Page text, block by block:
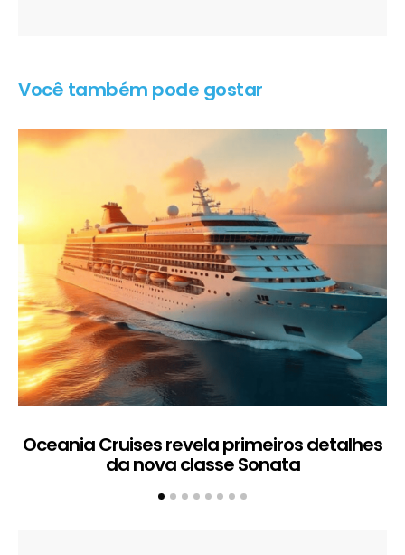
Você também pode gostar
Oceania Cruises revela primeiros detalhes
da nova classe Sonata